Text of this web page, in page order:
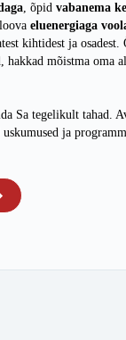
, õpidvabanema
loovaeluenergiaga
kihtidest ja
mõistma oma
Sa tegelikult tahad.
ja